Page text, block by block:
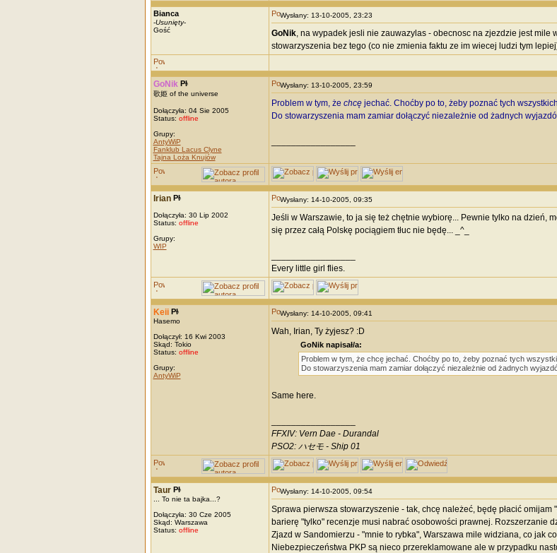
Bianca
-Usunięty-
Gość
Wysłany: 13-10-2005, 23:23
GoNik, na wypadek jesli nie zauwazylas - obecnosc na zjezdzie jest
stowarzyszenia bez tego (co nie zmienia faktu ze im wiecej ludzi tym
GoNik
歌姫 of the universe
Dołączyła: 04 Sie 2005
Status: offline
Grupy:
AntyWiP
Fanklub Lacus Clyne
Tajna Loża Knujów
Wysłany: 13-10-2005, 23:59
Problem w tym, że chcęjechać. Choćby po to, żeby poznać tych
Do stowarzyszenia mam zamiar dołączyć niezależnie od żadnych
Irian
Dołączyła: 30 Lip 2002
Status: offline
Grupy:
WIP
Wysłany: 14-10-2005, 09:35
Jeśli w Warszawie, to ja się też chętnie wybiorę... Pewnie tylko na dzień,
się przez całą Polskę pociągiem tłuc nie będę... _^_
Every little girl flies.
Keii
Hasemo
Dołączył: 16 Kwi 2003
Skąd: Tokio
Status: offline
Grupy:
AntyWiP
Wysłany: 14-10-2005, 09:41
Wah, Irian, Ty żyjesz? :D
GoNik napisał/a:
Problem w tym, że chcę jechać. Choćby po to, żeby poznać tych
Do stowarzyszenia mam zamiar dołączyć niezależnie od żadnych
Same here.
FFXIV: Vern Dae - Durandal
PSO2: ハセモ - Ship 01
Taur
... To nie ta bajka...?
Dołączyła: 30 Cze 2005
Skąd: Warszawa
Status: offline
Wysłany: 14-10-2005, 09:54
Sprawa pierwsza stowarzyszenie - tak, chcę należeć, będę płacić
barierę "tylko" recenzje musi nabrać osobowości prawnej. Rozszerzanie
Zjazd w Sandomierzu - "mnie to rybka", Warszawa mile widziana, co jak
Niebezpieczeństwa PKP są nieco przereklamowane ale w przypadku